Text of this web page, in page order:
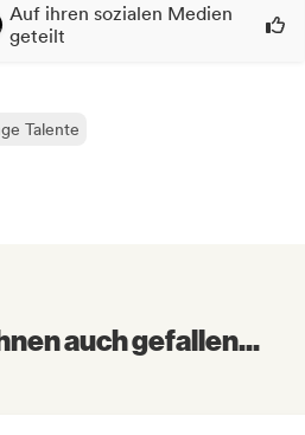
Auf ihren sozialen Medien
geteilt
Talente
auch gefallen...